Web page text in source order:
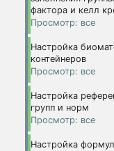
фактора и келл
Просмотр: все
Настройка
контейнеров
Просмотр: все
Настройка
групп и норм
Просмотр: все
Настройка